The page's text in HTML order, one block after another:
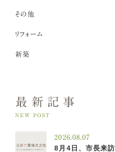
その他
リフォーム
新築
最新記事
NEW POST
2026.08.07
8月4日、市長来訪